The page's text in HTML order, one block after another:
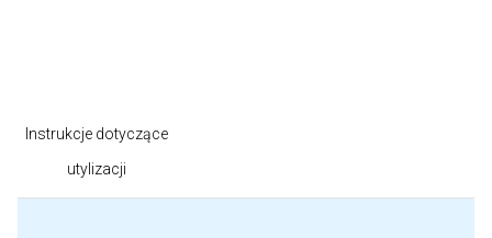
Instrukcje dotyczące
utylizacji